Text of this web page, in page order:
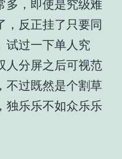
多，即使是究级难
，反正挂了只要同
试过一下单人究
人分屏之后可视范
不过既然是个割草
独乐乐不如众乐乐